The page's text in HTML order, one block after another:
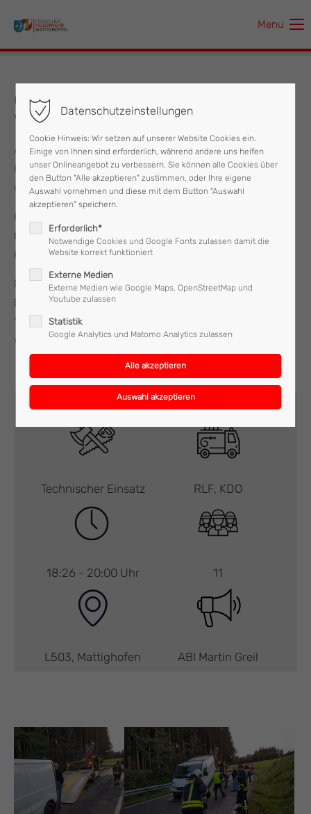
Der Eintrag "offcanvas-col1" existiert leider nicht.
Der Eintrag "offcanvas-col3" existiert leider nicht.
Der Eintrag "offcanvas-col4" existiert leider nicht.
Menu
06.09.2017 Aufräumarbeiten nach
Verkehrsunfall
Auf der Landesstraße L 503 kam ein Kastenwagen von
Richtung Wagenham nach Mattighofen fahrend aus bisher
unbekannten Gründen ins Schleudern.
Bei dem Unfall wurde das Fahrzeug an der Front stark
beschädigt, wodurch es auch zu austretenden Flüssigkeiten
kam.
Die Feuerwehr wurde von der Polizei Mattighofen mit dem
Binden der auslaufenden Flüssigkeiten beauftragt. Nach ca.
1 Stunde konnte die Fahrbahn für den Straßenverkehr
wieder freigegeben werden.
Technischer Einsatz RLF, KDO
18:26 - 20:00 Uhr 11
L503, Mattighofen ABI Martin Greil
Datenschutzeinstellungen
Cookie Hinweis: Wir setzen auf unserer Website Cookies ein.
Einige von Ihnen sind erforderlich, während andere uns helfen
unser Onlineangebot zu verbessern. Sie können alle Cookies über
den Button "Alle akzeptieren" zustimmen, oder Ihre eigene
Auswahl vornehmen und diese mit dem Button "Auswahl
akzeptieren" speichern.
Erforderlich*
Notwendige Cookies und Google Fonts zulassen damit die
Website korrekt funktioniert
Externe Medien
Externe Medien wie Google Maps, OpenStreetMap und
Youtube zulassen
Statistik
Google Analytics und Matomo Analytics zulassen